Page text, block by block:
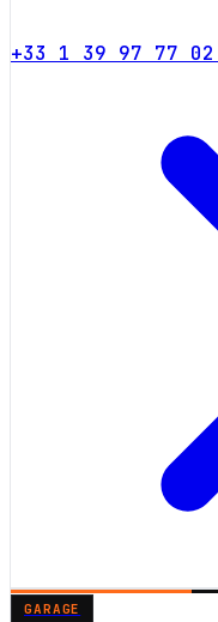
+33 1 39 97 77 02
GARAGE